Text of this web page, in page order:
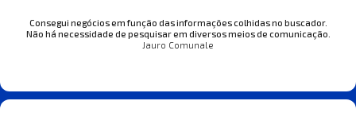
Consegui negócios em função das informações colhidas no buscador.
Não há necessidade de pesquisar em diversos meios de comunicação.
Jauro Comunale